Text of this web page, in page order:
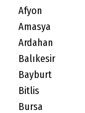
Afyon
Amasya
Ardahan
Balıkesir
Bayburt
Bitlis
Bursa